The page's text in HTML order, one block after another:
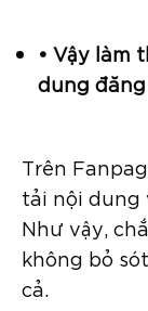
• Vậy làm
dung
Trên
tải nội dung
Như vậy,
không bỏ
cả.